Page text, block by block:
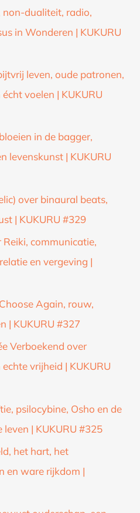
non-dualiteit, radio,
in Wonderen | KUKURU
leven, oude patronen,
voelen | KUKURU
in de bagger,
levenskunst | KUKURU
over binaural beats,
| KUKURU #329
communicatie,
en vergeving |
Again, rouw,
| KUKURU #327
Verboekend over
vrijheid | KUKURU
psilocybine, Osho en de
| KUKURU #325
het hart, het
en ware rijkdom |